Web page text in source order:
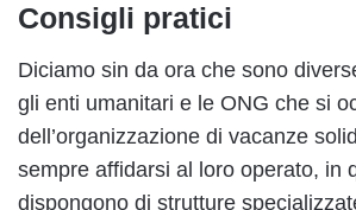
Consigli pratici
Diciamo sin da ora che sono
gli enti umanitari e le ONG che si
dell’organizzazione di vacanze
sempre affidarsi al loro operato, in
dispongono di strutture